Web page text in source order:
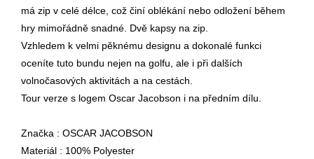
má zip v celé délce, což činí oblékání nebo odložení během
hry mimořádně snadné. Dvě kapsy na zip.
Vzhledem k velmi pěknému designu a dokonalé funkci
oceníte tuto bundu nejen na golfu, ale i při dalších
volnočasových aktivitách a na cestách.
Tour verze s logem Oscar Jacobson i na předním dílu.
Značka : OSCAR JACOBSON
Materiál : 100% Polyester